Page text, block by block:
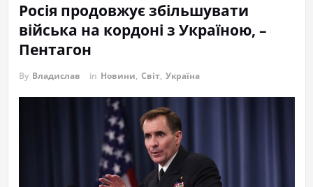
Росія продовжує збільшувати
війська на кордоні з Україною, –
Пентагон
By Владислав in Новини, Світ, Україна